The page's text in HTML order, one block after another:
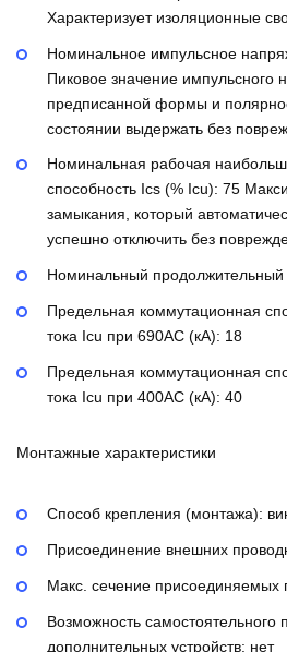
Характеризует изоляционные
Номинальное импульсное
Пиковое значение импульсного
предписанной формы и
состоянии выдержать без
Номинальная рабочая
способность Ics (% Icu): 75
замыкания, который
успешно отключить без
Номинальный продолжительный
Предельная коммутационная
тока Icu при 690AC (кА): 18
Предельная коммутационная
тока Icu при 400АС (кА): 40
Монтажные характеристики
Способ крепления (монтажа):
Присоединение внешних
Макс. сечение присоединяемых
Возможность самостоятельного
дополнительных устройств: нет